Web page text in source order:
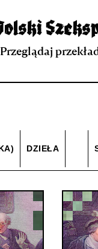
Indeks strony
Przeglądaj
DZIEŁA